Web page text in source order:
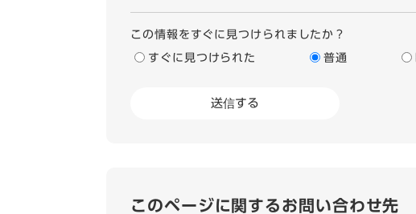
この情報をすぐに見つけられましたか？
すぐに見つけられた 普通
このページに関するお問い合わせ先